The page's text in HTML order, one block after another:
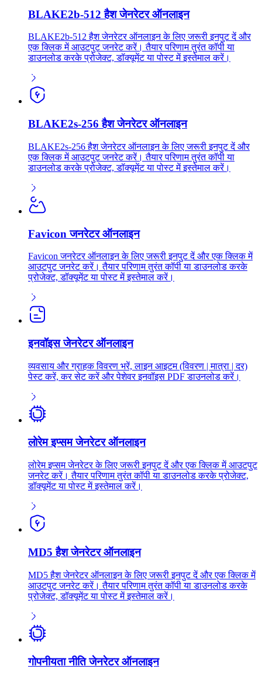
BLAKE2b-512 हैश जेनरेटर ऑनलाइन
BLAKE2b-512 हैश जेनरेटर ऑनलाइन के लिए जरूरी इनपुट दें और
एक क्लिक में आउटपुट जनरेट करें। तैयार परिणाम तुरंत कॉपी या
डाउनलोड करके प्रोजेक्ट, डॉक्यूमेंट या पोस्ट में इस्तेमाल करें।
BLAKE2s-256 हैश जेनरेटर ऑनलाइन
BLAKE2s-256 हैश जेनरेटर ऑनलाइन के लिए जरूरी इनपुट दें और
एक क्लिक में आउटपुट जनरेट करें। तैयार परिणाम तुरंत कॉपी या
डाउनलोड करके प्रोजेक्ट, डॉक्यूमेंट या पोस्ट में इस्तेमाल करें।
Favicon जनरेटर ऑनलाइन
Favicon जनरेटर ऑनलाइन के लिए जरूरी इनपुट दें और एक क्लिक में
आउटपुट जनरेट करें। तैयार परिणाम तुरंत कॉपी या डाउनलोड करके
प्रोजेक्ट, डॉक्यूमेंट या पोस्ट में इस्तेमाल करें।
इनवॉइस जेनरेटर ऑनलाइन
व्यवसाय और ग्राहक विवरण भरें, लाइन आइटम (विवरण | मात्रा | दर)
पेस्ट करें, कर सेट करें और पेशेवर इनवॉइस PDF डाउनलोड करें।
लोरेम इप्सम जेनरेटर ऑनलाइन
लोरेम इप्सम जेनरेटर के लिए जरूरी इनपुट दें और एक क्लिक में आउटपुट
जनरेट करें। तैयार परिणाम तुरंत कॉपी या डाउनलोड करके प्रोजेक्ट,
डॉक्यूमेंट या पोस्ट में इस्तेमाल करें।
MD5 हैश जेनरेटर ऑनलाइन
MD5 हैश जेनरेटर ऑनलाइन के लिए जरूरी इनपुट दें और एक क्लिक में
आउटपुट जनरेट करें। तैयार परिणाम तुरंत कॉपी या डाउनलोड करके
प्रोजेक्ट, डॉक्यूमेंट या पोस्ट में इस्तेमाल करें।
गोपनीयता नीति जेनरेटर ऑनलाइन